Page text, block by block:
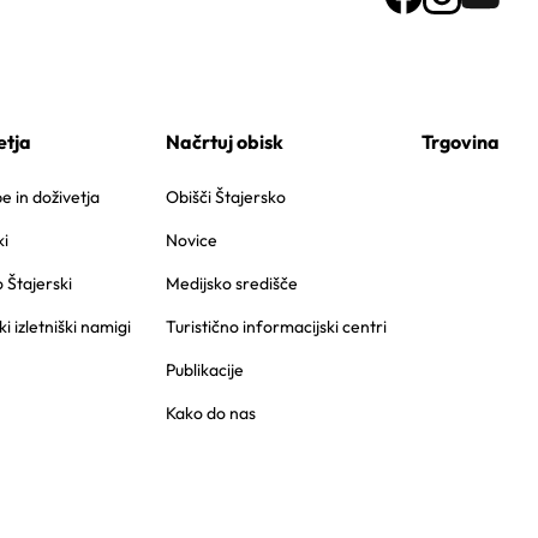
in doživetja
Štajerski
izletniški namigi
Načrtuj obisk
Obišči Štajersko
Novice
Medijsko središče
Turistično informacijski centri
Publikacije
Kako do nas
Trgovina